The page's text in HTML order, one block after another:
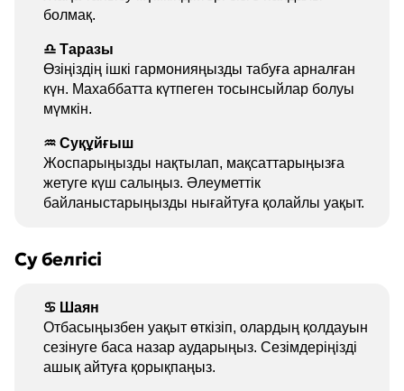
болмақ.
♎ Таразы
Өзіңіздің ішкі гармонияңызды табуға арналған
күн. Махаббатта күтпеген тосынсыйлар болуы
мүмкін.
♒ Суқұйғыш
Жоспарыңызды нақтылап, мақсаттарыңызға
жетуге күш салыңыз. Әлеуметтік
байланыстарыңызды нығайтуға қолайлы уақыт.
Су белгісі
♋ Шаян
Отбасыңызбен уақыт өткізіп, олардың қолдауын
сезінуге баса назар аударыңыз. Сезімдеріңізді
ашық айтуға қорықпаңыз.